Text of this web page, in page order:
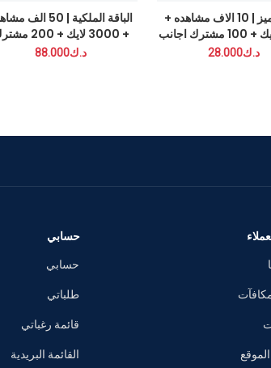
باقة التميز | 10 الاف مشاهده +
1000 لايك + 100 مشترك اجانب
الباقة الملكية | 50 الف مشاهده
+ 3000 لايك + 200 مشترك
حسابي
حسابي
طلباتي
قائمة رغباتي
القائمة البريدية